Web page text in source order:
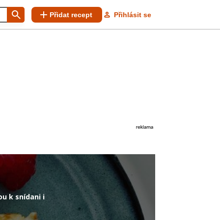
Přidat recept Přihlásit se
k snídani i